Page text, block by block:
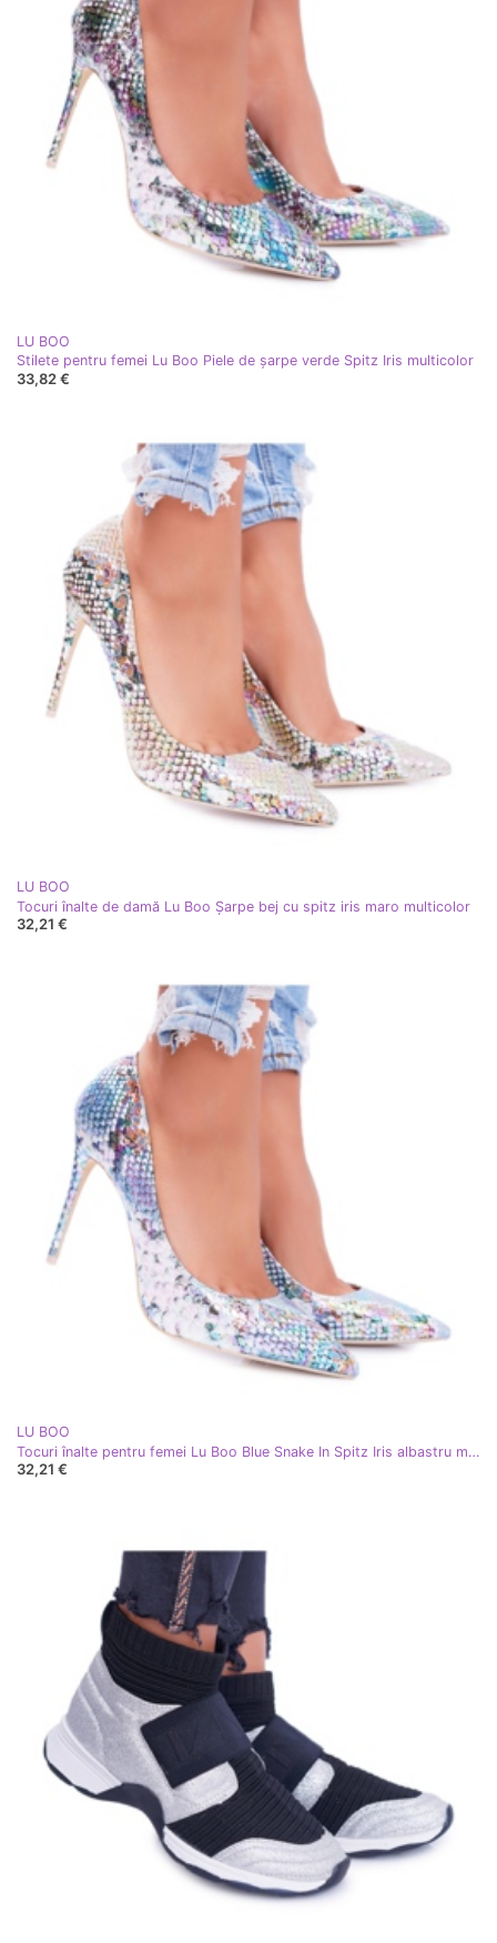
LU BOO
Stilete pentru femei Lu Boo Piele de șarpe verde Spitz Iris multicolor
33,82 €
LU BOO
Tocuri înalte de damă Lu Boo Șarpe bej cu spitz iris maro multicolor
32,21 €
LU BOO
Tocuri înalte pentru femei Lu Boo Blue Snake In Spitz Iris albastru multicolor
32,21 €